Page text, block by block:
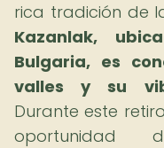
rica tradición de
Kazanlak,
Bulgaria, es
valles y su
Durante este
oportunidad